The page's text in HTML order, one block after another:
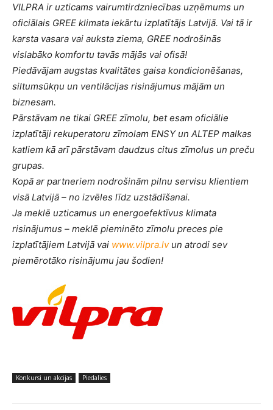
VILPRA ir uzticams vairumtirdzniecības uzņēmums un
oficiālais GREE klimata iekārtu izplatītājs Latvijā. Vai tā ir
karsta vasara vai auksta ziema, GREE nodrošinās
vislabāko komfortu tavās mājās vai ofisā!
Piedāvājam augstas kvalitātes gaisa kondicionēšanas,
siltumsūkņu un ventilācijas risinājumus mājām un
biznesam.
Pārstāvam ne tikai GREE zīmolu, bet esam oficiālie
izplatītāji rekuperatoru zīmolam ENSY un ALTEP malkas
katliem kā arī pārstāvam daudzus citus zīmolus un preču
grupas.
Kopā ar partneriem nodrošinām pilnu servisu klientiem
visā Latvijā – no izvēles līdz uzstādīšanai.
Ja meklē uzticamus un energoefektīvus klimata
risinājumus – meklē pieminēto zīmolu preces pie
izplatītājiem Latvijā vai www.vilpra.lvun atrodi sev
piemērotāko risinājumu jau šodien!
Konkursi un akcijas Piedalies